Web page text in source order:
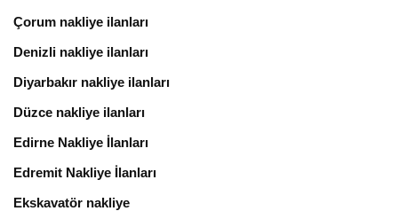
Çorum nakliye ilanları
Denizli nakliye ilanları
Diyarbakır nakliye ilanları
Düzce nakliye ilanları
Edirne Nakliye İlanları
Edremit Nakliye İlanları
Ekskavatör nakliye